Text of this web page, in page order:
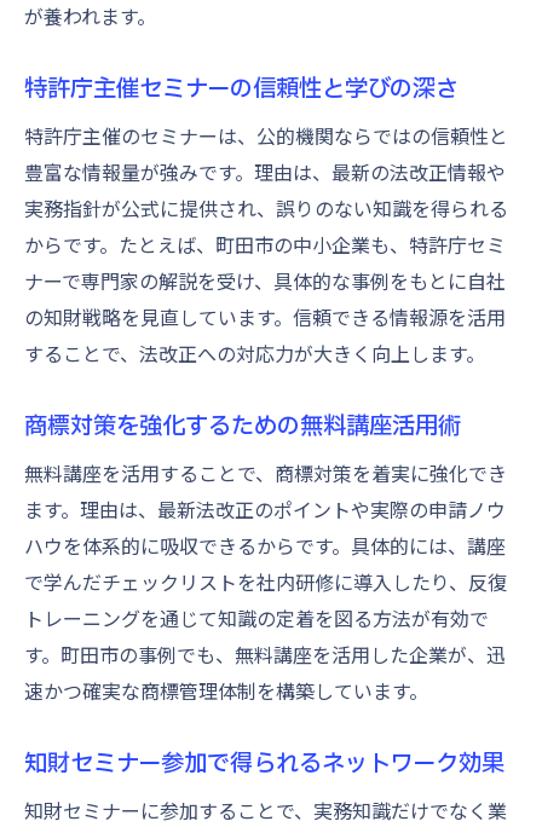
が養われます。
特許庁主催セミナーの信頼性と学びの深さ
特許庁主催のセミナーは、公的機関ならではの信頼性と
豊富な情報量が強みです。理由は、最新の法改正情報や
実務指針が公式に提供され、誤りのない知識を得られる
からです。たとえば、町田市の中小企業も、特許庁セミ
ナーで専門家の解説を受け、具体的な事例をもとに自社
の知財戦略を見直しています。信頼できる情報源を活用
することで、法改正への対応力が大きく向上します。
商標対策を強化するための無料講座活用術
無料講座を活用することで、商標対策を着実に強化でき
ます。理由は、最新法改正のポイントや実際の申請ノウ
ハウを体系的に吸収できるからです。具体的には、講座
で学んだチェックリストを社内研修に導入したり、反復
トレーニングを通じて知識の定着を図る方法が有効で
す。町田市の事例でも、無料講座を活用した企業が、迅
速かつ確実な商標管理体制を構築しています。
知財セミナー参加で得られるネットワーク効果
知財セミナーに参加することで、実務知識だけでなく業